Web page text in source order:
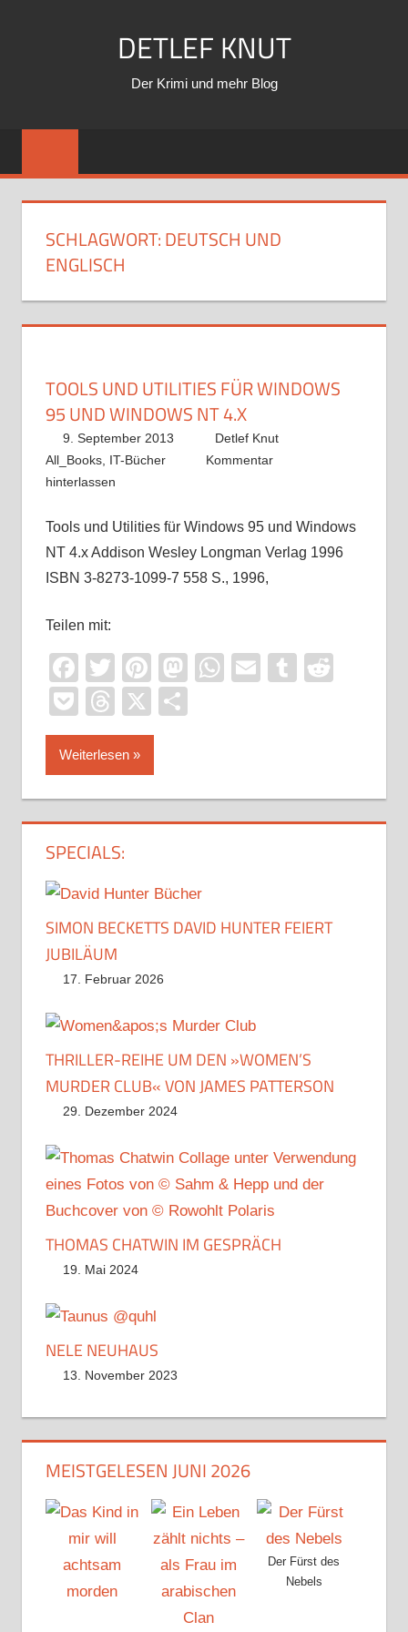
DETLEF KNUT
Der Krimi und mehr Blog
SCHLAGWORT:DEUTSCH UND
ENGLISCH
TOOLS UND UTILITIES FÜR WINDOWS
95 UND WINDOWS NT 4.X
9. September 2013
Detlef Knut
All_Books, IT-Bücher
Kommentar
hinterlassen
Tools und Utilities für Windows 95 und Windows
NT 4.x Addison Wesley Longman Verlag 1996
ISBN 3-8273-1099-7 558 S., 1996,
Teilen mit:
Facebook
TwitterPinterest
Mastodon
WhatsApp
EmailTumblr
PocketThreads
X
Weiterlesen
SPECIALS:
SIMON BECKETTS DAVID HUNTER FEIERT
JUBILÄUM
17. Februar 2026
THRILLER-REIHE UM DEN »WOMEN’S
MURDER CLUB« VON JAMES PATTERSON
29. Dezember 2024
THOMAS CHATWIN IM GESPRÄCH
19. Mai 2024
NELE NEUHAUS
13. November 2023
MEISTGELESEN JUNI 2026
Der Fürst des
Nebels